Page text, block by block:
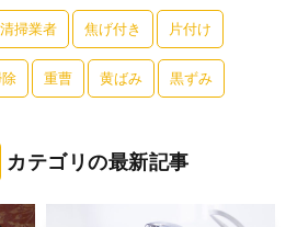
清掃業者 焦げ付き 片付け
重曹 黄ばみ 黒ずみ
カテゴリの最新記事